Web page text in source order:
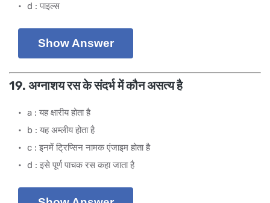
d : पाइल्स
Show Answer
19. अग्नाशय रस के संदर्भ में कौन असत्य है
a : यह क्षारीय होता है
b : यह अम्लीय होता है
c : इनमें ट्रिप्सिन नामक एंजाइम होता है
d : इसे पूर्ण पाचक रस कहा जाता है